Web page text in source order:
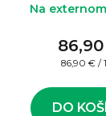
Na
86,90 € /
DO